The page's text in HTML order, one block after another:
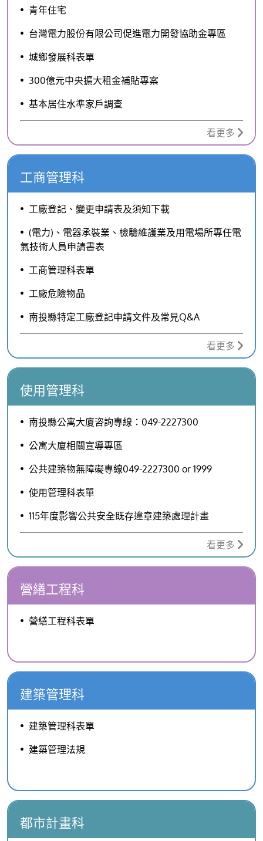
青年住宅
台灣電力股份有限公司促進電力開發協助金專區
城鄉發展科表單
300億元中央擴大租金補貼專案
基本居住水準家戶調查
看更多
工商管理科
工廠登記、變更申請表及須知下載
(電力)、電器承裝業、檢驗維護業及用電場所專任電
氣技術人員申請書表
工商管理科表單
工廠危險物品
南投縣特定工廠登記申請文件及常見Q&A
看更多
使用管理科
南投縣公寓大廈咨詢專線：049-2227300
公寓大廈相關宣導專區
公共建築物無障礙專線049-2227300 or 1999
使用管理科表單
115年度影響公共安全既存違章建築處理計畫
看更多
營繕工程科
營繕工程科表單
建築管理科
建築管理科表單
建築管理法規
都市計畫科